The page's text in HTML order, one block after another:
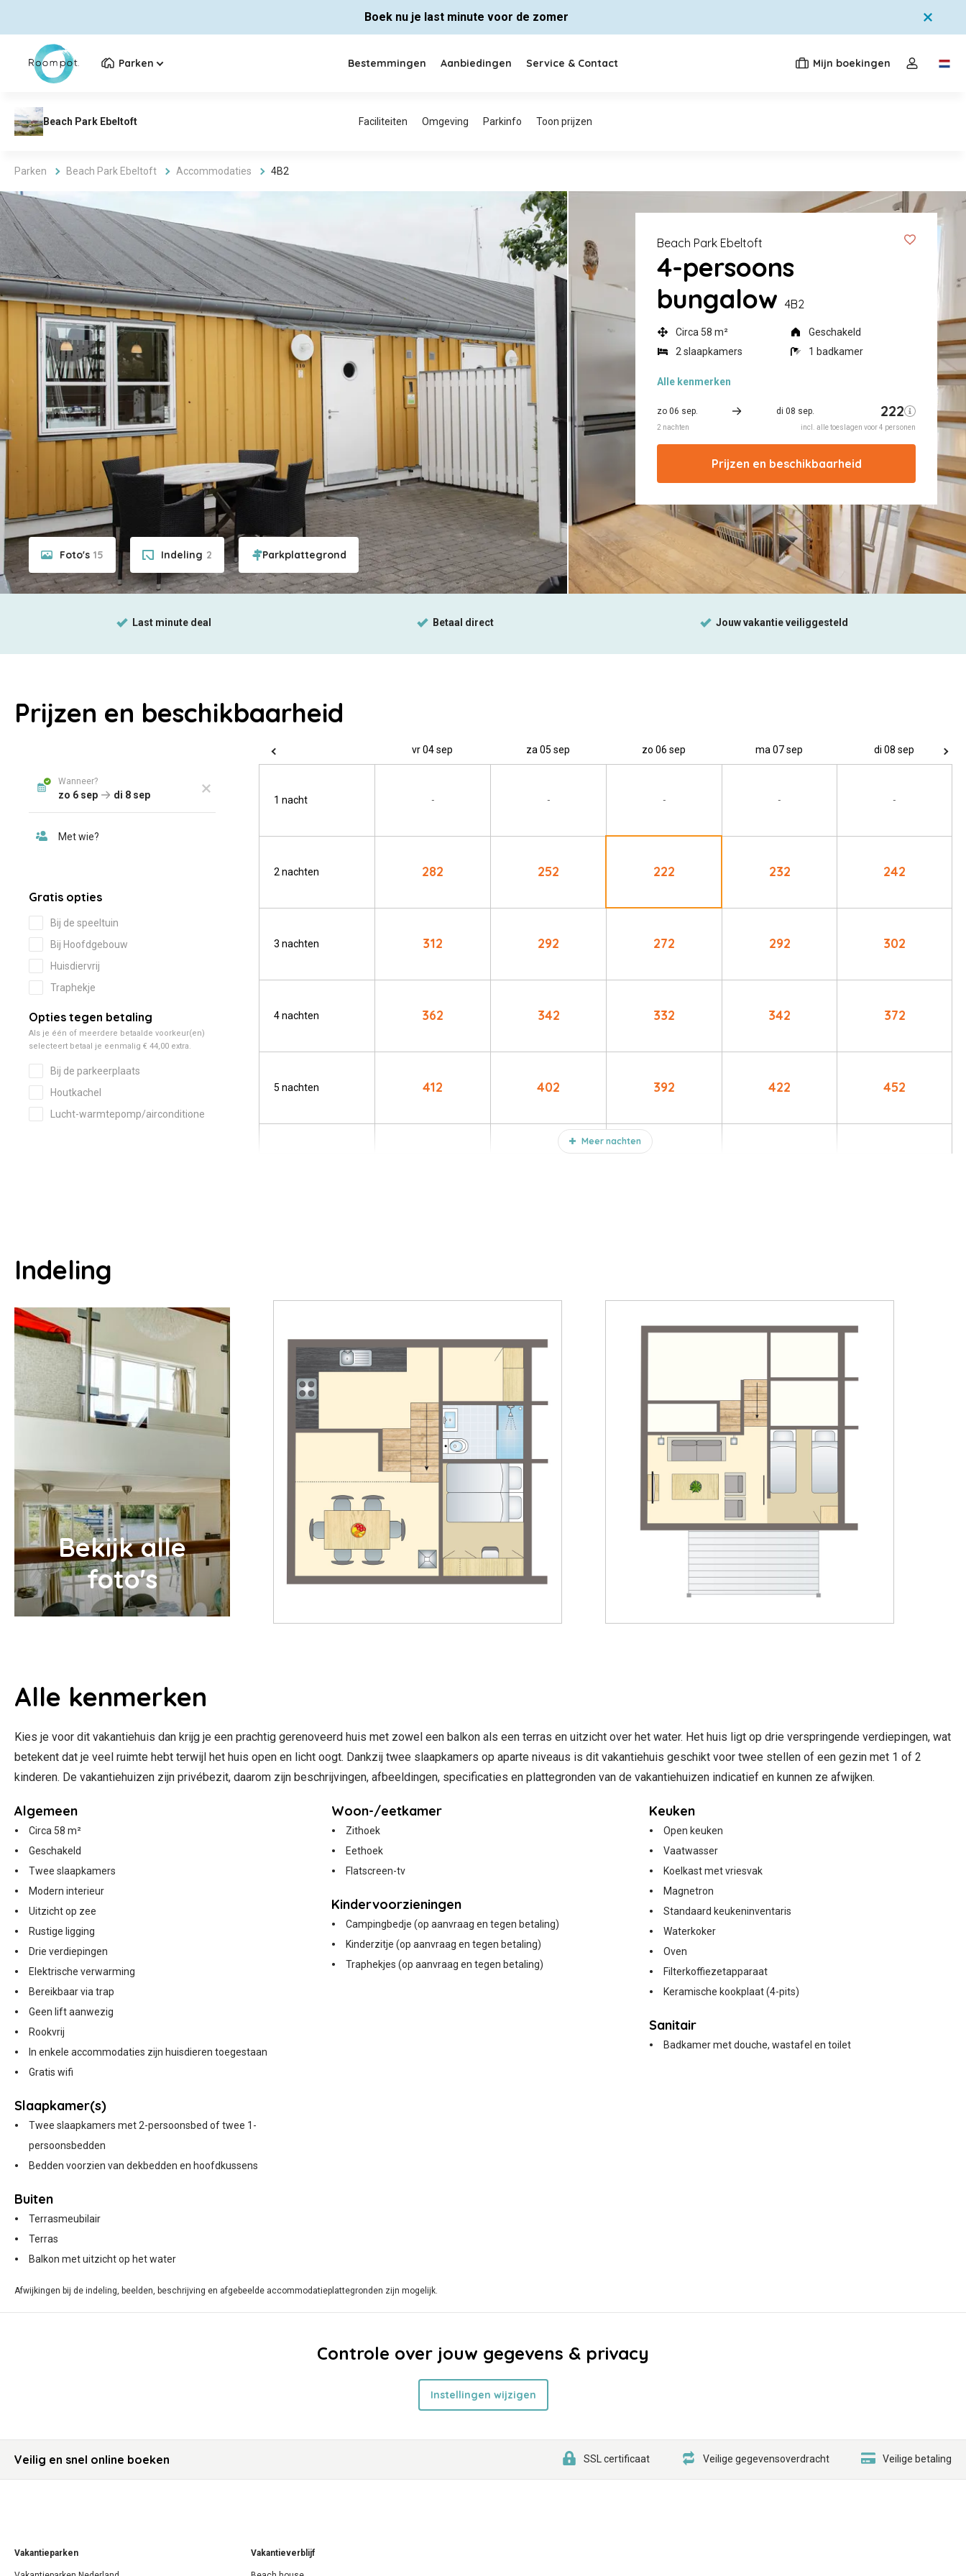
Boek nu je last minute voor de zomer
Parken Bestemmingen Aanbiedingen Service & Contact Mijn boekingen
Open de
Parken Beach Park Ebeltoft Accommodaties 4B2
Foto's 15 Indeling 2
Beach Park Ebeltoft
4-persoons
bungalow 4B2
Circa 58 m²
Geschakeld
2 slaapkamers
1 badkamer
Alle kenmerken
Prijzen en beschikbaarheid
Prijzen en beschikbaarheid
Meer nachten
vr 04 sep za 05 sep zo 06 sep ma 07 sep di 08 sep
1 nacht - - - - -
2 nachten 282 252 222 232 242
3 nachten 312 292 272 292 302
4 nachten 362 342 332 342 372
5 nachten 412 402 392 422 452
Indeling
Bekijk alle
foto's
Alle kenmerken
Kies je voor dit vakantiehuis dan krijg je een prachtig gerenoveerd huis met zowel een balkon als een terras en uitzicht over het water. Het huis ligt op drie verspringende verdiepingen, wat
betekent dat je veel ruimte hebt terwijl het huis open en licht oogt. Dankzij twee slaapkamers op aparte niveaus is dit vakantiehuis geschikt voor twee stellen of een gezin met 1 of 2
kinderen. De vakantiehuizen zijn privébezit, daarom zijn beschrijvingen, afbeeldingen, specificaties en plattegronden van de vakantiehuizen indicatief en kunnen ze afwijken.
Algemeen
Circa 58 m²
Geschakeld
Twee slaapkamers
Modern interieur
Uitzicht op zee
Rustige ligging
Drie verdiepingen
Elektrische verwarming
Bereikbaar via trap
Geen lift aanwezig
Rookvrij
In enkele accommodaties zijn huisdieren toegestaan
Gratis wifi
Slaapkamer(s)
Twee slaapkamers met 2-persoonsbed of twee 1-
persoonsbedden
Bedden voorzien van dekbedden en hoofdkussens
Buiten
Terrasmeubilair
Terras
Balkon met uitzicht op het water
Woon-/eetkamer
Zithoek
Eethoek
Flatscreen-tv
Kindervoorzieningen
Campingbedje (op aanvraag en tegen betaling)
Kinderzitje (op aanvraag en tegen betaling)
Traphekjes (op aanvraag en tegen betaling)
Keuken
Open keuken
Vaatwasser
Koelkast met vriesvak
Magnetron
Standaard keukeninventaris
Waterkoker
Oven
Filterkoffiezetapparaat
Keramische kookplaat (4-pits)
Sanitair
Badkamer met douche, wastafel en toilet
Afwijkingen bij de indeling, beelden, beschrijving en afgebeelde accommodatieplattegronden zijn mogelijk.
Controle over jouw gegevens & privacy
Instellingen wijzigen
Veilig en snel online boeken SSL certificaat Veilige gegevensoverdracht Veilige betaling
Vakantieparken Vakantieverblijf